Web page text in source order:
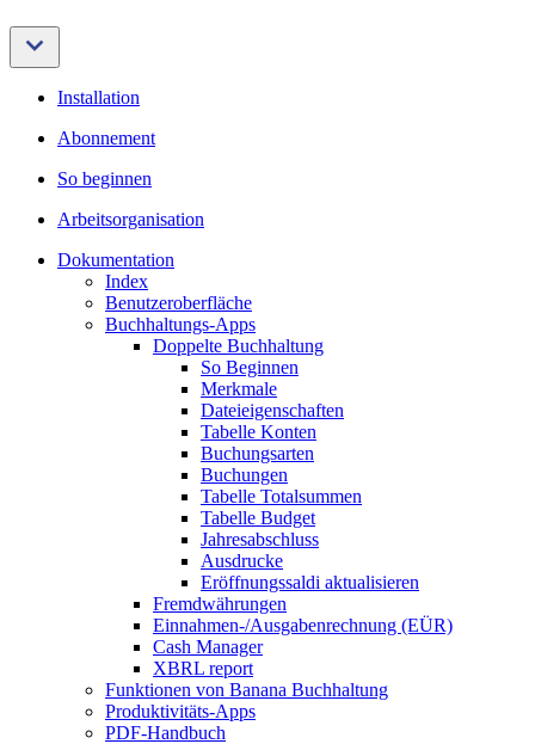
Installation
Abonnement
So beginnen
Arbeitsorganisation
Dokumentation
Index
Benutzeroberfläche
Buchhaltungs-Apps
Doppelte Buchhaltung
So Beginnen
Merkmale
Dateieigenschaften
Tabelle Konten
Buchungsarten
Buchungen
Tabelle Totalsummen
Tabelle Budget
Jahresabschluss
Ausdrucke
Eröffnungssaldi aktualisieren
Fremdwährungen
Einnahmen-/Ausgabenrechnung (EÜR)
Cash Manager
XBRL report
Funktionen von Banana Buchhaltung
Produktivitäts-Apps
PDF-Handbuch